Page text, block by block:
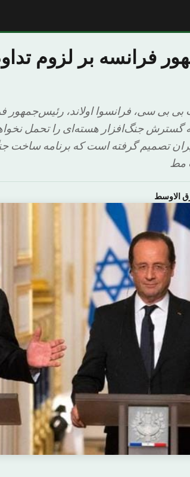
فرانسه بر لزوم
بی سی، فرانسوا اولاند، رئیس‌جمهور
گسترش جنگ‌افزار هسته‌ای را تحمل
تصمیم گرفته است که برنامه ساخت
مط
الاوسط